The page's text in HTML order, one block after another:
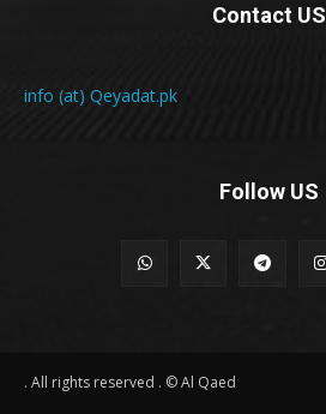
Contact US
info (at) Qeyadat.pk
Follow US
All rights reserved . © Al Qaed .